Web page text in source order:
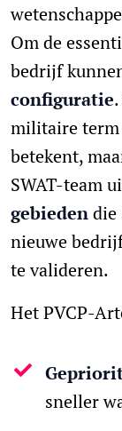
Om de
bedrijf
configuratie
militaire term
betekent,
SWAT-team
gebiedendie
nieuwe
te valideren.
Het PVCP-
sneller